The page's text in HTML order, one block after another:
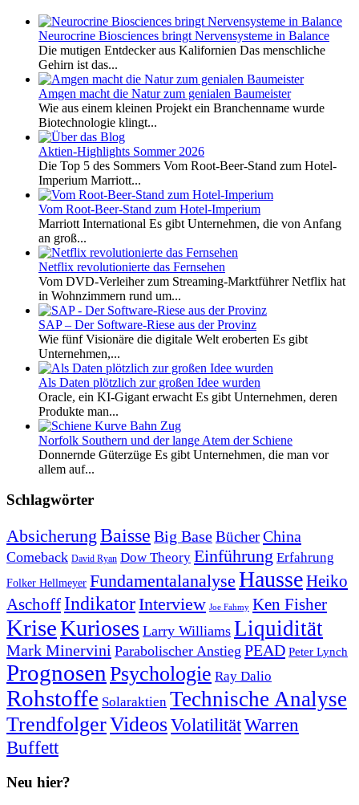
Neurocrine Biosciences bringt Nervensysteme in Balance
Die mutigen Entdecker aus Kalifornien Das menschliche
Gehirn ist das...
Amgen macht die Natur zum genialen Baumeister
Wie aus einem kleinen Projekt ein Branchenname wurde
Biotechnologie klingt...
Aktien-Highlights Sommer 2026
Die Top 5 des Sommers Vom Root-Beer-Stand zum Hotel-
Imperium Marriott...
Vom Root-Beer-Stand zum Hotel-Imperium
Marriott International Es gibt Unternehmen, die von Anfang
an groß...
Netflix revolutionierte das Fernsehen
Vom DVD-Verleiher zum Streaming-Marktführer Netflix hat
in Wohnzimmern rund um...
SAP – Der Software-Riese aus der Provinz
Wie fünf Visionäre die digitale Welt eroberten Es gibt
Unternehmen,...
Als Daten plötzlich zur großen Idee wurden
Oracle, ein KI-Gigant erwacht Es gibt Unternehmen, deren
Produkte man...
Norfolk Southern und der lange Atem der Schiene
Donnernde Güterzüge Es gibt Unternehmen, die man vor
allem auf...
Schlagwörter
Absicherung Baisse Big BaseBücherChina
Comeback David Ryan Dow Theory Einführung Erfahrung
Folker Hellmeyer Fundamentalanalyse HausseHeiko
Aschoff IndikatorInterview Joe Fahmy Ken Fisher
KriseKurioses Larry Williams Liquidität
Mark Minervini Parabolischer Anstieg PEAD Peter Lynch
Prognosen Psychologie Ray Dalio
Rohstoffe Solaraktien Technische Analyse
TrendfolgerVideosVolatilitätWarren
Buffett
Neu hier?